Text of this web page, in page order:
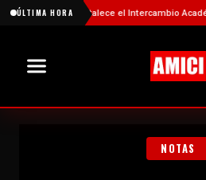
ÚLTIMA HORA
China Fortalece el Intercambio Académico
NOTAS